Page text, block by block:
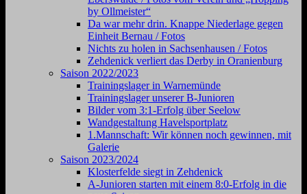
by Ollmeister“
Da war mehr drin. Knappe Niederlage gegen
Einheit Bernau / Fotos
Nichts zu holen in Sachsenhausen / Fotos
Zehdenick verliert das Derby in Oranienburg
Saison 2022/2023
Trainingslager in Warnemünde
Trainingslager unserer B-Junioren
Bilder vom 3:1-Erfolg über Seelow
Wandgestaltung Havelsportplatz
1.Mannschaft: Wir können noch gewinnen, mit
Galerie
Saison 2023/2024
Klosterfelde siegt in Zehdenick
A-Junioren starten mit einem 8:0-Erfolg in die